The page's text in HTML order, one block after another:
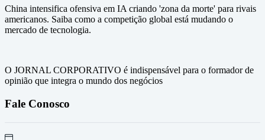
China intensifica ofensiva em IA criando 'zona da morte' para rivais
americanos. Saiba como a competição global está mudando o
mercado de tecnologia.
O JORNAL CORPORATIVO é indispensável para o formador de
opinião que integra o mundo dos negócios
Fale Conosco